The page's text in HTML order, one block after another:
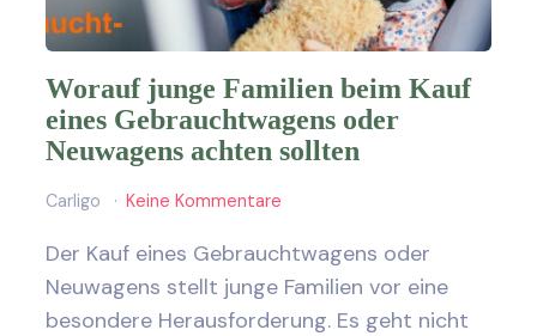
Worauf junge Familien beim Kauf
eines Gebrauchtwagens oder
Neuwagens achten sollten
Carligo Keine Kommentare
Der Kauf eines Gebrauchtwagens oder
Neuwagens stellt junge Familien vor eine
besondere Herausforderung. Es geht nicht